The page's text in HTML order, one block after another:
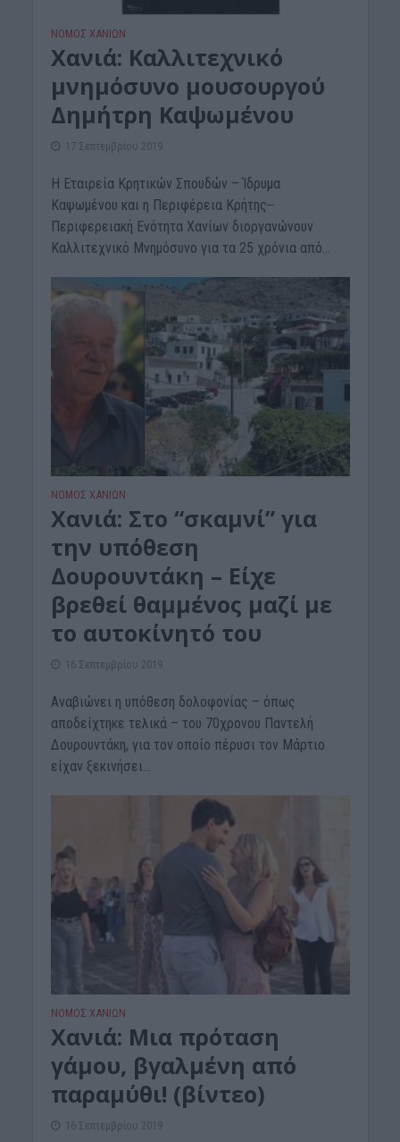
ΝΟΜΌΣ ΧΑΝΊΩΝ
Χανιά: Καλλιτεχνικό
μνημόσυνο μουσουργού
Δημήτρη Καψωμένου
17 Σεπτεμβρίου 2019
Η Εταιρεία Κρητικών Σπουδών – Ίδρυμα
Καψωμένου και η Περιφέρεια Κρήτης ̶
Περιφερειακή Ενότητα Χανίων διοργανώνουν
Καλλιτεχνικό Μνημόσυνο για τα 25 χρόνια από...
ΝΟΜΌΣ ΧΑΝΊΩΝ
Xανιά: Στο “σκαμνί” για
την υπόθεση
Δουρουντάκη – Είχε
βρεθεί θαμμένος μαζί με
το αυτοκίνητό του
16 Σεπτεμβρίου 2019
Αναβιώνει η υπόθεση δολοφονίας – όπως
αποδείχτηκε τελικά – του 70χρονου Παντελή
Δουρουντάκη, για τον οποίο πέρυσι τον Μάρτιο
είχαν ξεκινήσει...
ΝΟΜΌΣ ΧΑΝΊΩΝ
Χανιά: Μια πρόταση
γάμου, βγαλμένη από
παραμύθι! (βίντεο)
16 Σεπτεμβρίου 2019